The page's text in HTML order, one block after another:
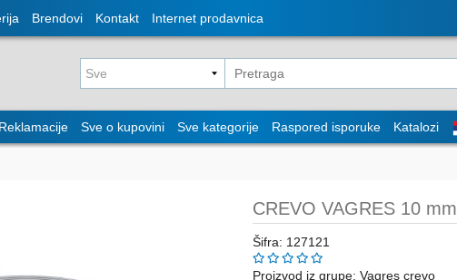
Brendovi Kontakt Internet prodavnica
Reklamacije Sve o kupovini Sve kategorije Raspored isporuke Katalozi
CREVO VAGRES 10 mm
Šifra: 127121
Proizvod iz grupe: Vagres crevo